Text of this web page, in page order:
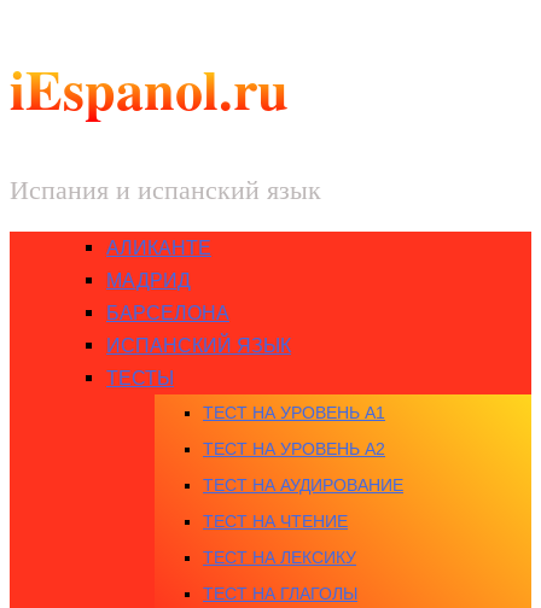
iEspanol.ru
Испания и испанский язык
АЛИКАНТЕ
МАДРИД
БАРСЕЛОНА
ИСПАНСКИЙ ЯЗЫК
ТЕСТЫ
ТЕСТ НА УРОВЕНЬ A1
ТЕСТ НА УРОВЕНЬ A2
ТЕСТ НА АУДИРОВАНИЕ
ТЕСТ НА ЧТЕНИЕ
ТЕСТ НА ЛЕКСИКУ
ТЕСТ НА ГЛАГОЛЫ